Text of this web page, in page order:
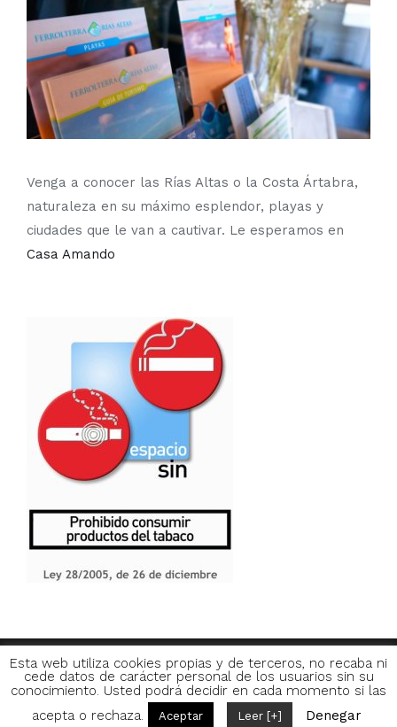
Venga a conocer las Rías Altas o la Costa Ártabra,
naturaleza en su máximo esplendor, playas y
ciudades que le van a cautivar. Le esperamos en
Casa Amando
APARTAMENTOS FRANJA 55 · Cl/ Franja, 55 · A
Coruña | +34 881 01 86 54
Esta web utiliza cookies propias y de terceros, no recaba ni
cede datos de carácter personal de los usuarios sin su
conocimiento. Usted podrá decidir en cada momento si las
acepta o rechaza.
Aceptar Leer [+] Denegar